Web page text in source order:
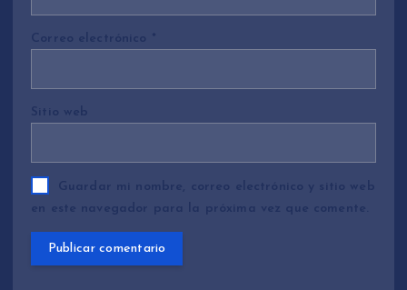
Correo electrónico *
Sitio web
Guardar mi nombre, correo electrónico y sitio web
en este navegador para la próxima vez que comente.